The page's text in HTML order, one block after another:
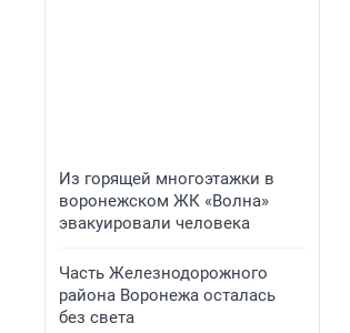
Из горящей многоэтажки в
воронежском ЖК «Волна»
эвакуировали человека
Часть Железнодорожного
района Воронежа осталась
без света